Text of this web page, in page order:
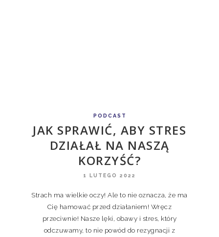
PODCAST
JAK SPRAWIĆ, ABY STRES
DZIAŁAŁ NA NASZĄ
KORZYŚĆ?
1 LUTEGO 2022
Strach ma wielkie oczy! Ale to nie oznacza, że ma
Cię hamować przed działaniem! Wręcz
przeciwnie! Nasze lęki, obawy i stres, który
odczuwamy, to nie powód do rezygnacji z